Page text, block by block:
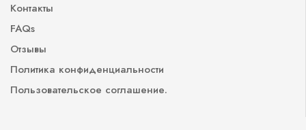
Контакты
FAQs
Отзывы
Политика конфиденциальности
Пользовательское соглашение.